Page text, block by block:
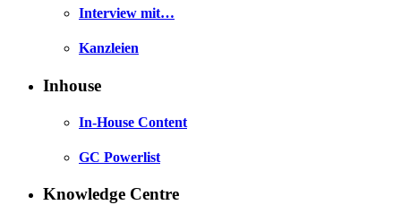
Interview mit…
Kanzleien
Inhouse
In-House Content
GC Powerlist
Knowledge Centre